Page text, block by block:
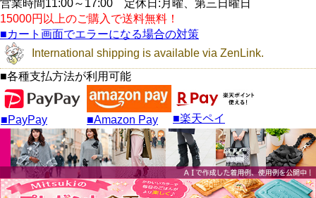
営業時間11:00～17:00 定休日:月曜、第三日曜日
15000円以上のご購入で送料無料！
■カート画面でエラーになる場合の対策
International shipping is available via ZenLink.
■各種支払方法が利用可能
■PayPay ■Amazon Pay ■楽天ペイ